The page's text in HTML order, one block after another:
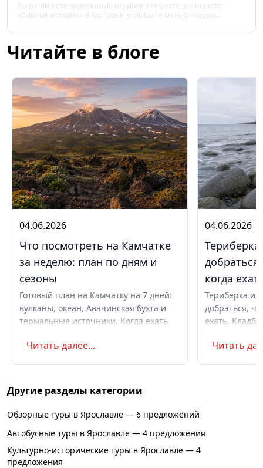
Вы распишете деревянную игрушку в Нерехте, разгадаете
«Сырные истории» в Костроме, услышите музыку старых
дворцу.
Читайте в блоге
04.06.2026
Что посмотреть на Камчатке
за неделю: план по дням и
сезоны
Готовый план на Камчатку на 7 дней:
вулканы, океан, Авачинская бухта и
термальные источники. Когда ехать
самостоятельно или с туром.
Читать далее...
04.06.2026
когда
Териберка
добраться,
ехать.
Маршрут на
Читать
Другие разделы категории
Обзорные туры в Ярославле — 6 предложений
Автобусные туры в Ярославле — 4 предложения
Культурно-исторические туры в Ярославле — 4
предложения